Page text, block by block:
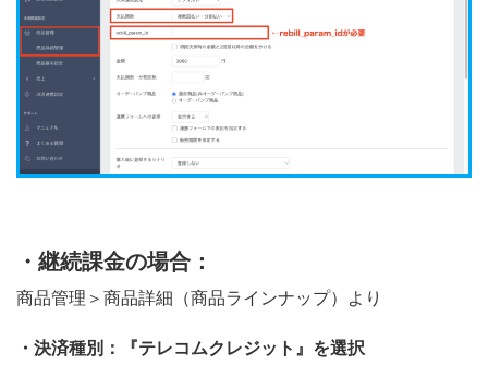
・継続課金の場合：
商品管理＞商品詳細（商品ラインナップ）より
・決済種別：『テレコムクレジット』を選択